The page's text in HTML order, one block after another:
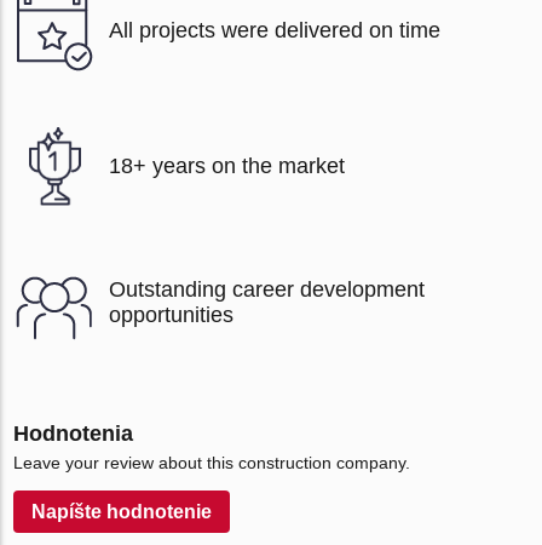
All projects were delivered on time
18+ years on the market
Outstanding career development
opportunities
Hodnotenia
Leave your review about this construction company.
Napíšte hodnotenie